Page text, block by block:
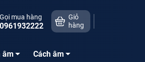
Gọi mua hàng
0961932222
Giỏ
hàng
âm Cách âm